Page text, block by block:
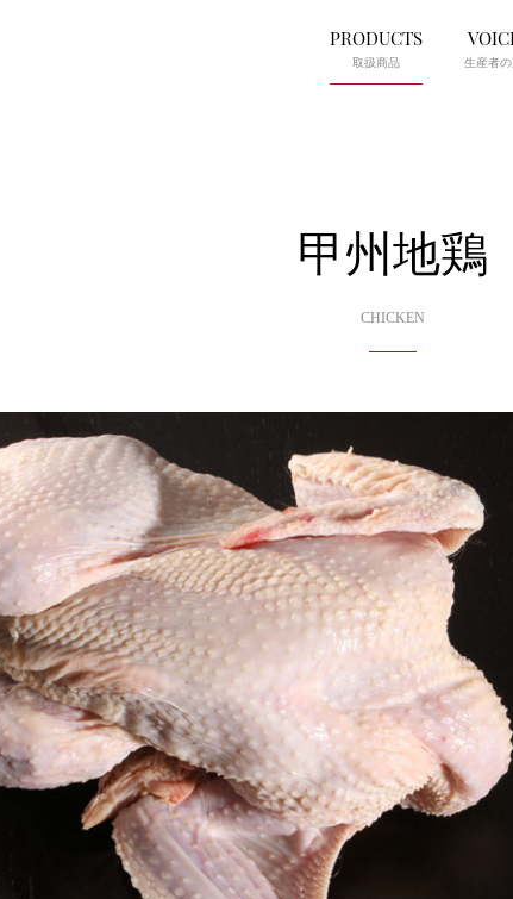
PRODUCTS
取扱商品 生産者
甲州地鶏
CHICKEN